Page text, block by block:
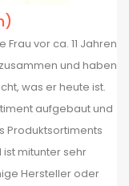
vor ca. 11 Jahren
und haben
was er heute ist.
aufgebaut und
Produktsortiments
ist mitunter sehr
Hersteller oder